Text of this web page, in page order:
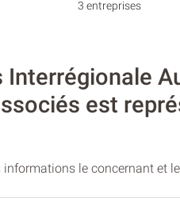
3 entreprises
est
le concernant et